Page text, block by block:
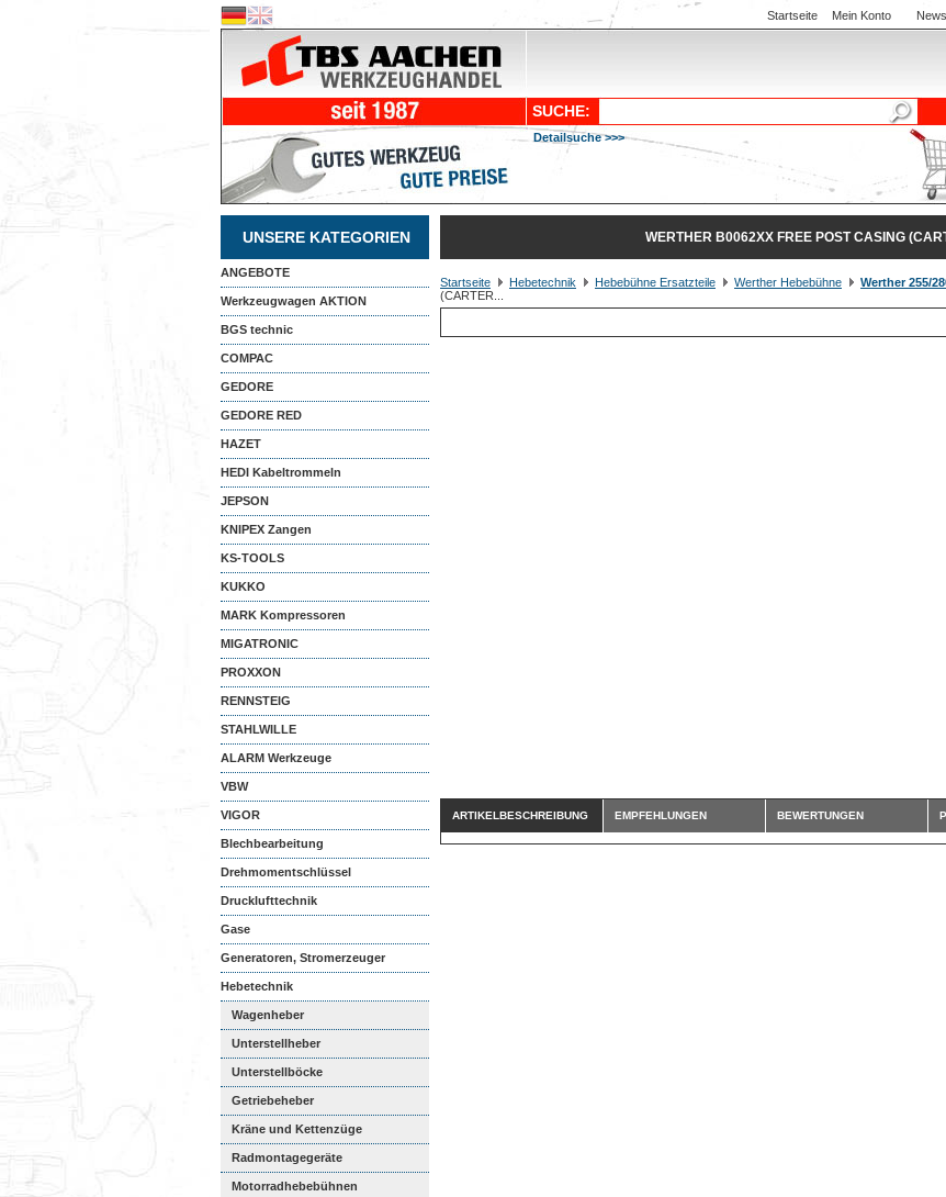
Startseite Mein Konto
SUCHE:
Detailsuche >>>
UNSERE KATEGORIEN
ANGEBOTE
Werkzeugwagen AKTION
BGS technic
COMPAC
GEDORE
GEDORE RED
HAZET
HEDI Kabeltrommeln
JEPSON
KNIPEX Zangen
KS-TOOLS
KUKKO
MARK Kompressoren
MIGATRONIC
PROXXON
RENNSTEIG
STAHLWILLE
ALARM Werkzeuge
VBW
VIGOR
Blechbearbeitung
Drehmomentschlüssel
Drucklufttechnik
Gase
Generatoren, Stromerzeuger
Hebetechnik
Wagenheber
Unterstellheber
Unterstellböcke
Getriebeheber
Kräne und Kettenzüge
Radmontagegeräte
Motorradhebebühnen
WERTHER B0062XX FREE POST CASING
Startseite Hebetechnik Hebebühne Ersatzteile Werther Hebebühne Werther 255/
(CARTER...
ARTIKELBESCHREIBUNG EMPFEHLUNGEN BEWERTUNGEN